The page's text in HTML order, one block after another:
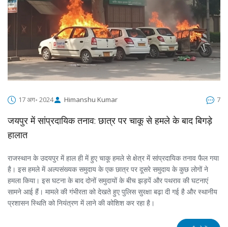
17 अग॰ 2024 Himanshu Kumar 7
जयपुर में सांप्रदायिक तनाव: छात्र पर चाकू से हमले के बाद बिगड़े
हालात
राजस्थान के उदयपुर में हाल ही में हुए चाकू हमले से क्षेत्र में सांप्रदायिक तनाव फैल गया
है। इस हमले में अल्पसंख्यक समुदाय के एक छात्र पर दूसरे समुदाय के कुछ लोगों ने
हमला किया। इस घटना के बाद दोनों समुदायों के बीच झड़पें और पथराव की घटनाएं
सामने आई हैं। मामले की गंभीरता को देखते हुए पुलिस सुरक्षा बढ़ा दी गई है और स्थानीय
प्रशासन स्थिति को नियंत्रण में लाने की कोशिश कर रहा है।